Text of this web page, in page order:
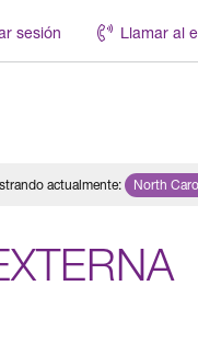
sesión Llamar al
actualmente: North